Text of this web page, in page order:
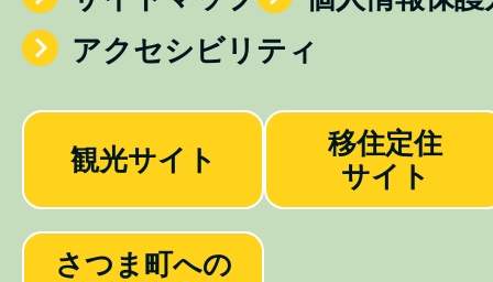
アクセシビリティ
観光サイト
移住定住
サイト
さつま町への